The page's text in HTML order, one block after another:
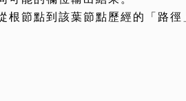
根節點到該葉節點歷經的「路徑